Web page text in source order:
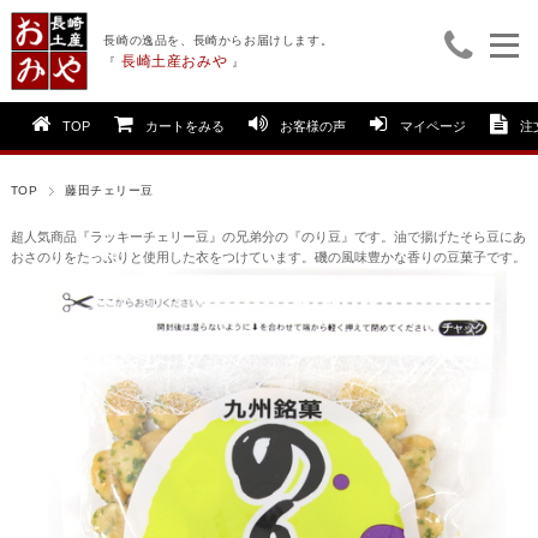
長崎の逸品を、長崎からお届けします。
『 長崎土産おみや 』
TOP カートをみる お客様の声 マイページ 注
TOP 藤田チェリー豆
超人気商品『ラッキーチェリー豆』の兄弟分の『のり豆』です。油で揚げたそら豆にあ
おさのりをたっぷりと使用した衣をつけています。磯の風味豊かな香りの豆菓子です。